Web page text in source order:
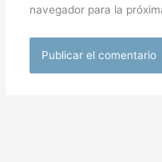
navegador para la